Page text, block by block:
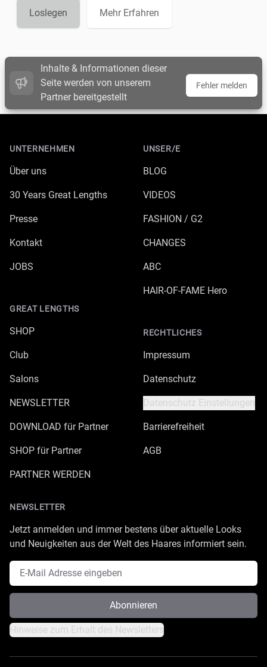
Loslegen Mehr Erfahren
Inhalte & Informationen dieser
Seite werden von unserem
Partner bereitgestellt
Fehler melden
UNTERNEHMEN
Über uns
30 Years Great Lengths
Presse
Kontakt
JOBS
GREAT LENGTHS
SHOP
Club
Salons
NEWSLETTER
DOWNLOAD für Partner
SHOP für Partner
PARTNER WERDEN
UNSER/E
BLOG
VIDEOS
FASHION / G2
CHANGES
ABC
HAIR-OF-FAME Hero
RECHTLICHES
Impressum
Datenschutz
Datenschutz Einstellungen
Barrierefreiheit
AGB
NEWSLETTER
Jetzt anmelden und immer bestens über aktuelle Looks
und Neuigkeiten aus der Welt des Haares informiert sein.
E-Mail Adresse
Abonnieren
Hinweise zum Erhalt des Newsletters